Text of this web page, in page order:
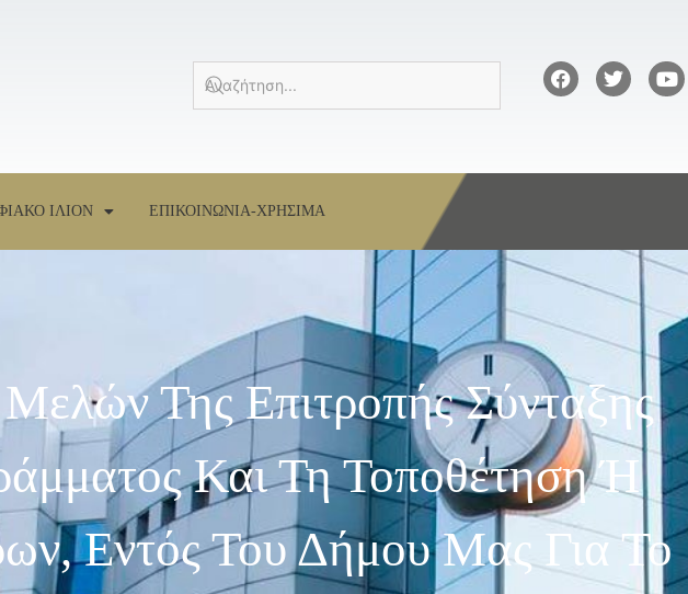
ΙΛΙΟΝ ΕΠΙΚΟΙΝΩΝΙΑ-ΧΡΗΣΙΜΑ
Της Επιτροπής Σύνταξης
Και Τη Τοποθέτηση Ή
Εντός Του Δήμου Μας Για Το